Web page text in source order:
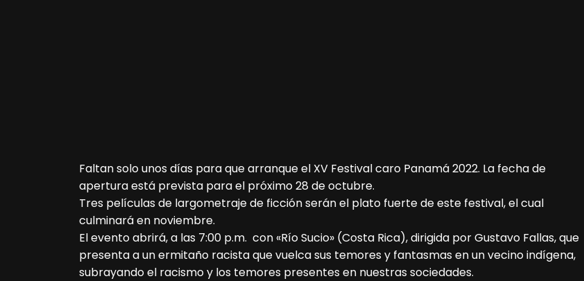
Faltan solo unos días para que arranque el XV Festival caro Panamá 2022. La fecha de
apertura está prevista para el próximo 28 de octubre.
Tres películas de largometraje de ficción serán el plato fuerte de este festival, el cual
culminará en noviembre.
El evento abrirá, a las 7:00 p.m. con «Río Sucio» (Costa Rica), dirigida por Gustavo Fallas, que
presenta a un ermitaño racista que vuelca sus temores y fantasmas en un vecino indígena,
subrayando el racismo y los temores presentes en nuestras sociedades.